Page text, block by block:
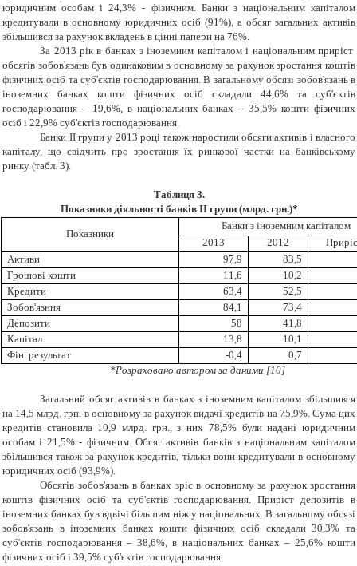
юридичним особам і 24,3% - фізичним. Банки з національним капіталом
кредитували в основному юридичних осіб (91%), а обсяг загальних активів
збільшився за рахунок вкладень в цінні папери на 76%.
За 2013 рік в банках з іноземним капіталом і національним приріст
обсягів зобов'язань був одинаковим в основному за рахунок зростання коштів
фізичних осіб та суб'єктів господарювання. В загальному обсязі зобов'язань в
іноземних банках кошти фізичних осіб складали 44,6% та суб'єктів
господарювання – 19,6%, в національних банках – 35,5% кошти фізичних
осіб і 22,9% суб'єктів господарювання.
Банки ІІ групи у 2013 році також наростили обсяги активів і власного
капіталу, що свідчить про зростання їх ринкової частки на банківському
ринку (табл. 3).
Таблиця 3.
Показники діяльності банків ІІ групи (млрд. грн.)*
Показники
Банки з іноземним капіталом
2013
2012
Активи
97,9
83,5
Грошові кошти
11,6
10,2
Кредити
63,4
52,5
Зобов'язння
84,1
73,4
Депозити
58
41,8
Капітал
13,8
10,1
Фін. результат
-0,4
0,7
*Розраховано автором за даними [10]
Загальний обсяг активів в банках з іноземним капіталом збільшився
на 14,5 млрд. грн. в основному за рахунок видачі кредитів на 75,9%. Сума цих
кредитів становила 10,9 млрд. грн., з них 78,5% були надані юридичним
особам і 21,5% - фізичним. Обсяг активів банків з національним капіталом
збільшився також за рахунок кредитів, тільки вони кредитували в основному
юридичних осіб (93,9%).
Обсягів зобов'язань в банках зріс в основному за рахунок зростання
коштів фізичних осіб та суб'єктів господарювання. Приріст депозитів в
іноземних банках був вдвічі більшим ніж у національних. В загальному обсязі
зобов'язань в іноземних банках кошти фізичних осіб складали 30,3% та
суб'єктів господарювання – 38,6%, в національних банках – 25,6% кошти
фізичних осіб і 39,5% суб'єктів господарювання.